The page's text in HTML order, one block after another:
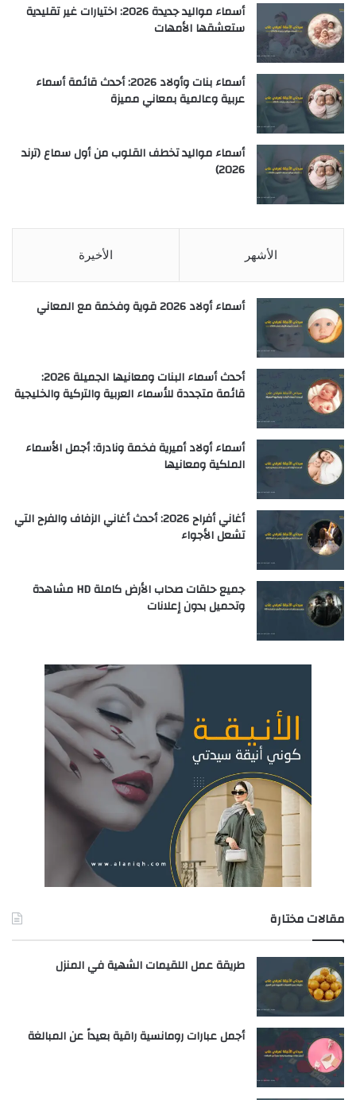
أسماء مواليد جديدة 2026: اختيارات غير تقليدية
ستعشقها الأمهات
أسماء بنات وأولاد 2026: أحدث قائمة أسماء
عربية وعالمية بمعاني مميزة
أسماء مواليد تخطف القلوب من أول سماع (ترند
2026)
الأشهر الأخيرة
أسماء أولاد 2026 قوية وفخمة مع المعاني
أحدث أسماء البنات ومعانيها الجميلة 2026:
قائمة متجددة للأسماء العربية والتركية والخليجية
أسماء أولاد أميرية فخمة ونادرة: أجمل الأسماء
الملكية ومعانيها
أغاني أفراح 2026: أحدث أغاني الزفاف والفرح التي
تشعل الأجواء
جميع حلقات صحاب الأرض كاملة HD مشاهدة
وتحميل بدون إعلانات
مقالات مختارة
طريقة عمل اللقيمات الشهية في المنزل
أجمل عبارات رومانسية راقية بعيداً عن المبالغة